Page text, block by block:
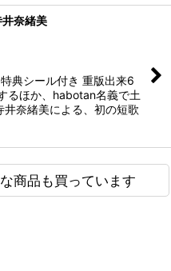
奈緒美
典シール付き 重版出来6
るほか、habotan名義で土
井奈緒美による、初の短歌
商品も買っています